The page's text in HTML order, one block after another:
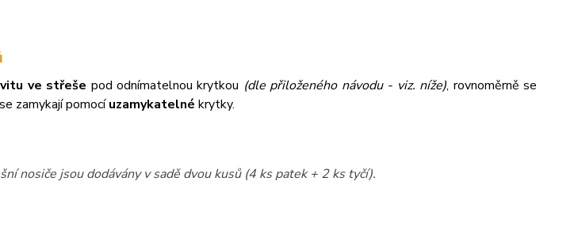
ve střeše pod odnímatelnou krytkou (dle přiloženého návodu - viz. níže), rovnoměrně se
zamykají pomocíuzamykatelné krytky.
nosiče jsou dodávány v sadě dvou kusů (4 ks patek + 2 ks tyčí).